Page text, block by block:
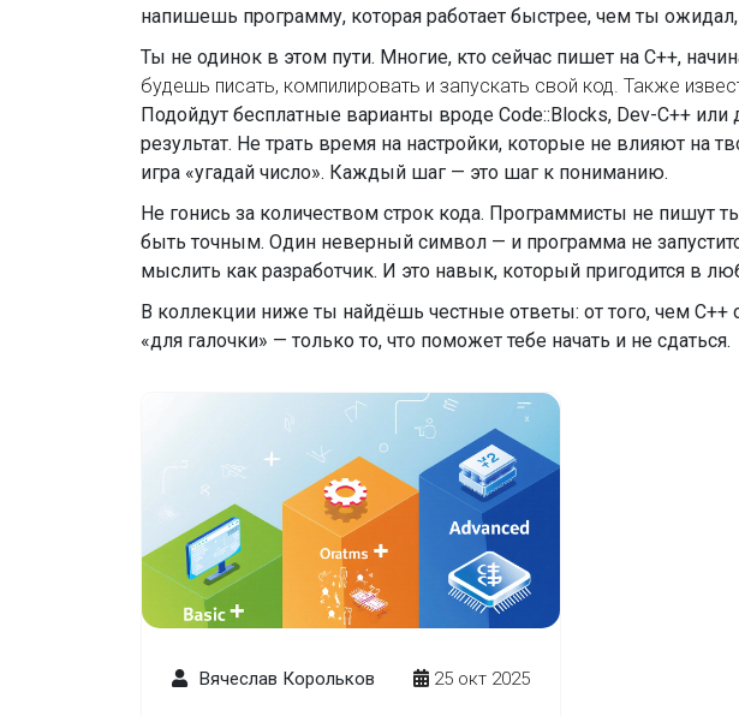
напишешь программу, которая работает быстрее, чем ты ожидал,
Ты не одинок в этом пути. Многие, кто сейчас пишет на C++,
будешь писать, компилировать и запускать свой код . Также
Подойдут бесплатные варианты вроде Code::Blocks, Dev-C++
результат. Не трать время на настройки, которые не влияют на
игра «угадай число». Каждый шаг — это шаг к пониманию.
Не гонись за количеством строк кода. Программисты не пишут
быть точным. Один неверный символ — и программа не
мыслить как разработчик. И это навык, который пригодится в
В коллекции ниже ты найдёшь честные ответы: от того, чем C++
«для галочки» — только то, что поможет тебе начать и не сдаться.
Вячеслав Корольков 25 окт 2025